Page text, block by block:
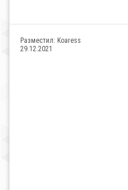
Разместил: Koaress
29.12.2021